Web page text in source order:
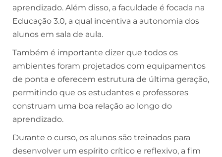
aprendizado. Além disso, a faculdade é focada na
Educação 3.0, a qual incentiva a autonomia dos
alunos em sala de aula.
Também é importante dizer que todos os
ambientes foram projetados com equipamentos
de ponta e oferecem estrutura de última geração,
permitindo que os estudantes e professores
construam uma boa relação ao longo do
aprendizado.
Durante o curso, os alunos são treinados para
desenvolver um espírito crítico e reflexivo, a fim